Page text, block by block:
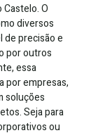
O
diversos
de precisão e
por outros
essa
por empresas,
soluções
Seja para
ou